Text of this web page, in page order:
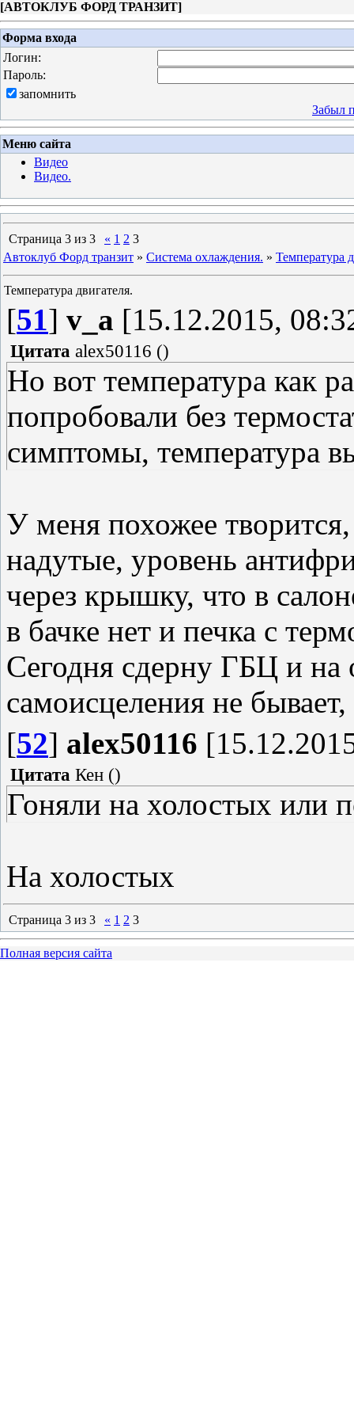
[АВТОКЛУБ ФОРД ТРАНЗИТ]
Форма входа
Логин:
Пароль:
запомнить
Забыл
Меню сайта
Видео
Видео.
Страница 3 из 3 « 1 2 3
Автоклуб Форд транзит » Система охлаждения. » Температура
Температура двигателя.
[51] v_a [15.12.2015,
Цитата alex50116 ()
Но вот температура как
попробовали без
симптомы, температура
У меня похожее
надутые, уровень
через крышку, что в
в бачке нет и печка с
Сегодня сдерну ГБЦ и на
самоисцеления не
[52] alex50116
Цитата Кен ()
Гоняли на холостых или
На холостых
Страница 3 из 3 « 1 2 3
Полная версия сайта